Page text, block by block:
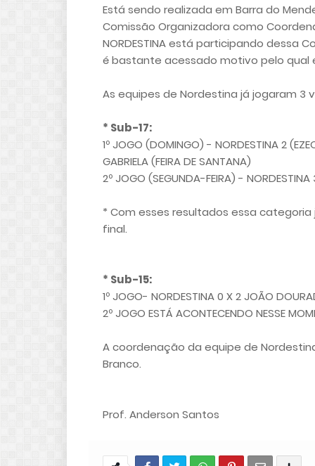
Está sendo realizada em Barra do
Comissão Organizadora como
NORDESTINA está participando dessa
é bastante acessado motivo pelo qual
As equipes de Nordestina já jogaram 3
* Sub-17:
1º JOGO (DOMINGO) - NORDESTINA 2
GABRIELA (FEIRA DE SANTANA)
2º JOGO (SEGUNDA-FEIRA) -
* Com esses resultados essa
final.
* Sub-15:
1º JOGO- NORDESTINA 0 X 2 JOÃO
2º JOGO ESTÁ ACONTECENDO NESSE
A coordenação da equipe de
Branco.
Prof. Anderson Santos